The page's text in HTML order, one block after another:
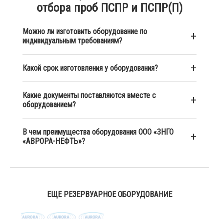
отбора проб ПСПР и ПСПР(П)
Можно ли изготовить оборудование по
индивидуальным требованиям?
Какой срок изготовления у оборудования?
Какие документы поставляются вместе с
оборудованием?
В чем преимущества оборудования ООО «ЗНГО
«АВРОРА-НЕФТЬ»?
ЕЩЕ РЕЗЕРВУАРНОЕ ОБОРУДОВАНИЕ